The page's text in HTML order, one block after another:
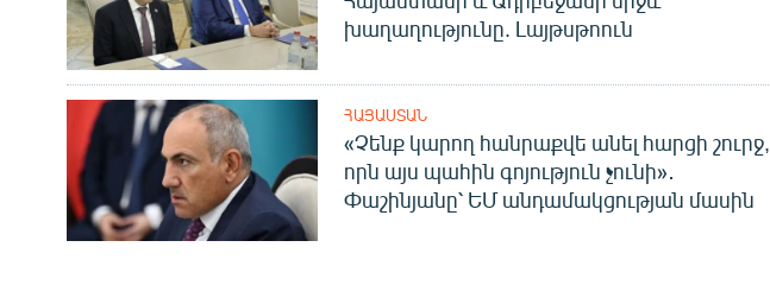
խաղաղությունը. Լայթսթոուն
ՀԱՅԱՍՏԱՆ
«Չենք կարող հանրաքվե անել հարցի շուրջ,
որն այս պահին գոյություն չունի»․
Փաշինյանը՝ ԵՄ անդամակցության մասին